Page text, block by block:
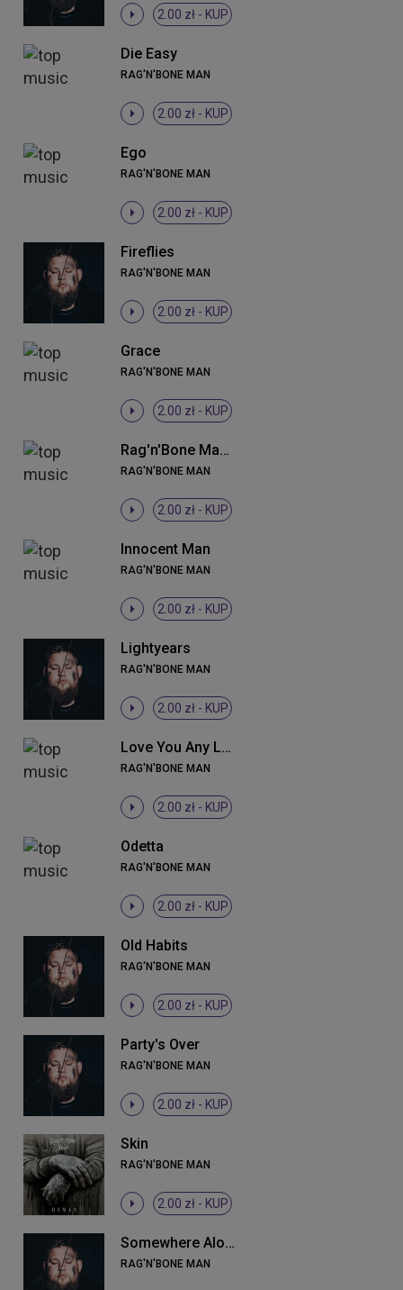
2.00 zł - KUP
Die Easy
RAG'N'BONE MAN
2.00 zł - KUP
Ego
RAG'N'BONE MAN
2.00 zł - KUP
Fireflies
RAG'N'BONE MAN
2.00 zł - KUP
Grace
RAG'N'BONE MAN
2.00 zł - KUP
Rag'n'Bone Man - Human
RAG'N'BONE MAN
2.00 zł - KUP
Innocent Man
RAG'N'BONE MAN
2.00 zł - KUP
Lightyears
RAG'N'BONE MAN
2.00 zł - KUP
Love You Any Less
RAG'N'BONE MAN
2.00 zł - KUP
Odetta
RAG'N'BONE MAN
2.00 zł - KUP
Old Habits
RAG'N'BONE MAN
2.00 zł - KUP
Party's Over
RAG'N'BONE MAN
2.00 zł - KUP
Skin
RAG'N'BONE MAN
2.00 zł - KUP
Somewhere Along The Way
RAG'N'BONE MAN